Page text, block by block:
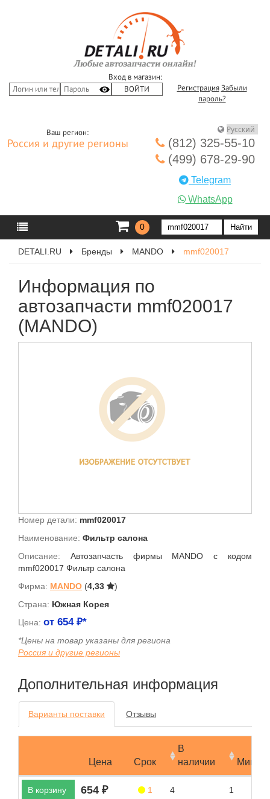
Вход в магазин:
Регистрация Забыли
пароль?
Ваш регион:
Россия и другие регионы
(812) 325-55-10
(499) 678-29-90
Telegram
WhatsApp
0
DETALI.RU Бренды MANDO mmf020017
Информация по
автозапчасти mmf020017
(MANDO)
Номер детали: mmf020017
Наименование: Фильтр салона
Описание: Автозапчасть фирмы MANDO с кодом
mmf020017 Фильтр салона
Фирма: MANDO (4,33
)
Страна: Южная Корея
Цена: от 654₽*
*Цены на товар указаны для региона
Россия и другие регионы
Дополнительная информация
Варианты поставки Отзывы
Цена Срок
В
наличии
В корзину 654 ₽ 1 4 1